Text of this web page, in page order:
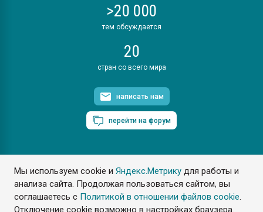
Мы используем cookie иЯндекс.Метрику для работы и
анализа сайта. Продолжая пользоваться сайтом, вы
соглашаетесь с Политикой в отношении файлов cookie.
Отключение cookie возможно в настройках браузера.
>20 000
тем обсуждается
20
стран со всего мира
написать нам
перейти на форум
ПластЭксперт © 2006. Все права защищены
Разрешается копирование материалов сайта с обязательной
ссылкой на www.e-plastic.ru
Разработка сайта